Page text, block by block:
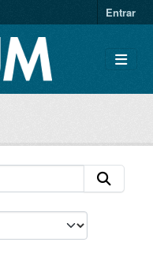
Entrar